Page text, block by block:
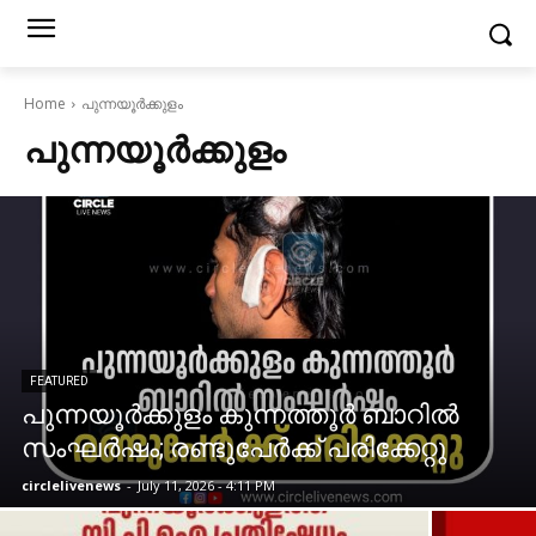
Home പുന്നയൂർക്കുളം
പുന്നയൂർക്കുളം
FEATURED
പുന്നയൂർക്കുളം കുന്നത്തൂർ ബാറിൽ
സംഘർഷം; രണ്ടുപേർക്ക് പരിക്കേറ്റു
circlelivenews - July 11, 2026 - 4:11 PM